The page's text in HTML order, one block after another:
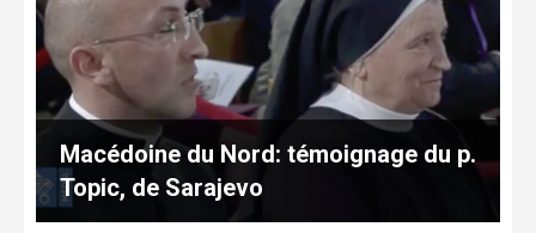
Macédoine du Nord: témoignage du p.
Topic, de Sarajevo